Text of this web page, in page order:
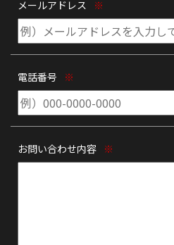
メールアドレス ※
電話番号 ※
お問い合わせ内容 ※